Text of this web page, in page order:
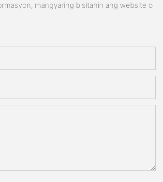
mangyaring bisitahin ang website o